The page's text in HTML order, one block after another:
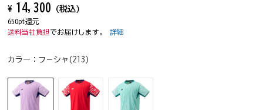
¥ 14,300 (税込)
650pt還元
送料当社負担 でお届けします。詳細
カラー： フ－シャ(213)